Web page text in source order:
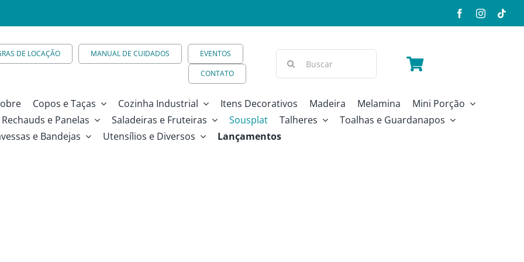
DE LOCAÇÃO MANUAL DE CUIDADOS
EVENTOS
CONTATO
Copos e Taças Cozinha Industrial Itens Decorativos Madeira Melamina
Mini Porção
Rechauds e Panelas Saladeiras e Fruteiras Sousplat Talheres
Toalhas e Guardanapos
e Bandejas
Utensílios e Diversos Lançamentos